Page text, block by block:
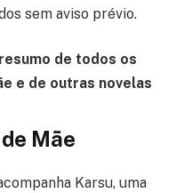
sem aviso prévio.
de todos os
e de outras novelas
Mãe
Karsu, uma